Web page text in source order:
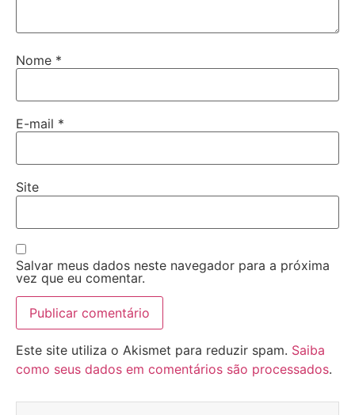
Nome *
E-mail *
Site
Salvar meus dados neste navegador para a próxima
vez que eu comentar.
Este site utiliza o Akismet para reduzir spam. Saiba
como seus dados em comentários são processados.